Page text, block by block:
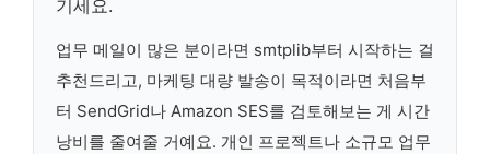
기세요.
업무 메일이 많은 분이라면 smtplib부터 시작하는 걸
추천드리고, 마케팅 대량 발송이 목적이라면 처음부
터 SendGrid나 Amazon SES를 검토해보는 게 시간
낭비를 줄여줄 거예요. 개인 프로젝트나 소규모 업무